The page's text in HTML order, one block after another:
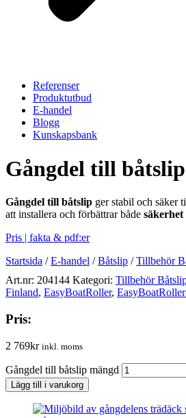
Referenser
Produktutbud
E-handel
Blogg
Kunskapsbank
Gångdel till båtslip
Gångdel till båtslip ger stabil och säker
att installera och förbättrar både säkerhet
Pris | fakta & pdf:er
Startsida /E-handel /Båtslip /Tillbehör
Art.nr: 204144 Kategori: Tillbehör
Finland, EasyBoatRoller,
Pris:
2 769kr inkl. moms
Gångdel till båtslip mängd
Lägg till i varukorg